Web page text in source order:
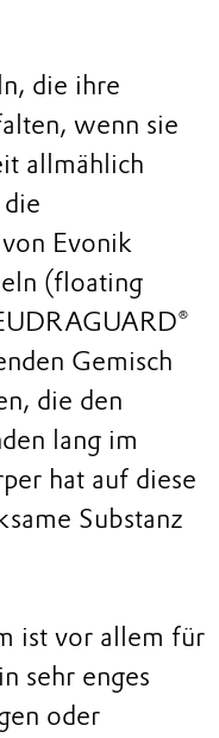
die ihre
wenn sie
allmählich
Evonik
(floating
Gemisch
die den
lang im
hat auf diese
Substanz
ist vor allem für
sehr enges
oder